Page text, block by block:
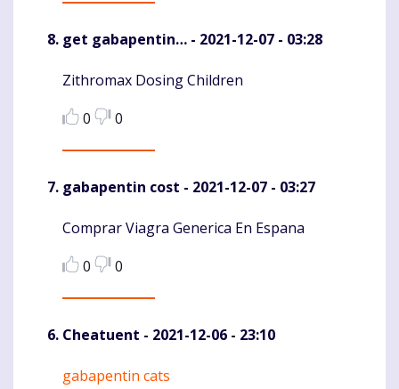
get gabapentin… - 2021-12-07 - 03:28
Komentaras
Zithromax Dosing Children
0
0
gabapentin cost - 2021-12-07 - 03:27
Komentaras
Comprar Viagra Generica En Espana
0
0
Cheatuent - 2021-12-06 - 23:10
Komentaras
gabapentin cats